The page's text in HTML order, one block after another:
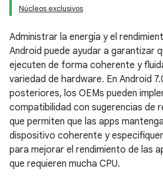
Núcleos exclusivos
Administrar la energía y el
Android puede ayudar a garantizar
ejecuten de forma coherente y
variedad de hardware. En Android
posteriores, los OEMs pueden
compatibilidad con sugerencias de
que permiten que las apps
dispositivo coherente y
para mejorar el rendimiento de las
que requieren mucha CPU.